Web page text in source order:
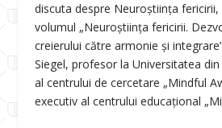
discuta despre Neuroștiința fericirii,
volumul „Neuroștiința fericirii.
creierului către armonie și
Siegel, profesor la Universitatea
al centrului de cercetare „Mindful
executiv al centrului educațional